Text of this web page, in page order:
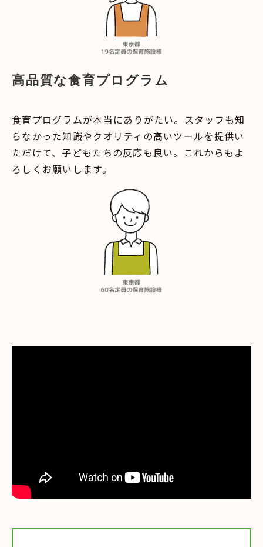
高品質な食育プログラム
食育プログラムが本当にありがたい。スタッフも知
らなかった知識やクオリティの高いツールを提供い
ただけて、子どもたちの反応も良い。これからもよ
ろしくお願いします。